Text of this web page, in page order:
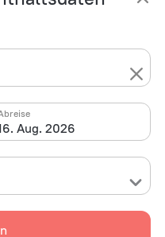
Aug. 2026